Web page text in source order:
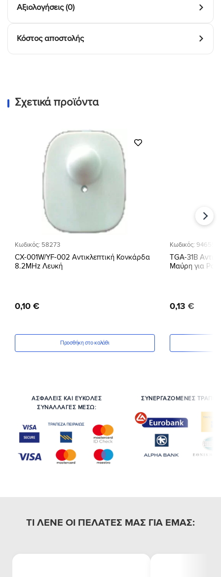
Αξιολογήσεις (0)
Κόστος αποστολής
Σχετικά προϊόντα
Προσθήκη
στη Λίστα
Κωδικός: 58273
CX-001W/YF-002 Αντικλεπτική Κονκάρδα
8.2MHz Λευκή
0,10 €
Προσθήκη στο καλάθι
Κωδικός: 94655
TGA-31B
Μαύρη για
0,13 €
ΑΣΦΑΛΕΙΣ ΚΑΙ ΕΥΚΟΛΕΣ
ΣΥΝΑΛΛΑΓΕΣ ΜΕΣΩ:
ΣΥΝΕΡΓΑΖΟΜΕΝΕΣ
ΤΙ ΛΕΝΕ ΟΙ ΠΕΛΑΤΕΣ ΜΑΣ ΓΙΑ ΕΜΑΣ: